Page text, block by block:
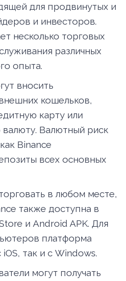
для продвинутых и
и инвесторов.
несколько торговых
различных
опыта.
вносить
кошельков,
карту или
Валютный риск
Binance
всех основных
в любом месте,
также доступна в
и Android APK. Для
платформа
так и с Windows.
могут получать